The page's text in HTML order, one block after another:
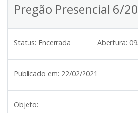
Pregão Presencial 6/
Status: Encerrada Abertura:
Publicado em: 22/02/2021
Objeto: